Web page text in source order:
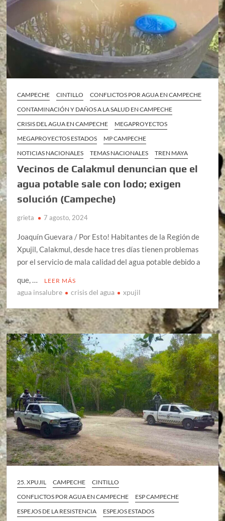
CAMPECHE CINTILLO
CONFLICTOS POR AGUA EN CAMPECHE
CONTAMINACIÓN Y DAÑOS A LA SALUD EN CAMPECHE
CRISIS DEL AGUA EN CAMPECHE
MEGAPROYECTOS
MEGAPROYECTOS ESTADOS
MP CAMPECHE
NOTICIAS NACIONALES
TEMAS NACIONALES TREN MAYA
Vecinos de Calakmul denuncian que el
agua potable sale con lodo; exigen
solución (Campeche)
grieta 7 agosto, 2024
Joaquín Guevara / Por Esto! Habitantes de la Región de
Xpujil, Calakmul, desde hace tres días tienen problemas
por el servicio de mala calidad del agua potable debido a
que, …
LEER MÁS
agua insalubre crisis del agua xpujil
25. XPUJIL CAMPECHE
CINTILLO
CONFLICTOS POR AGUA EN CAMPECHE
ESP CAMPECHE
ESPEJOS DE LA RESISTENCIA
ESPEJOS ESTADOS